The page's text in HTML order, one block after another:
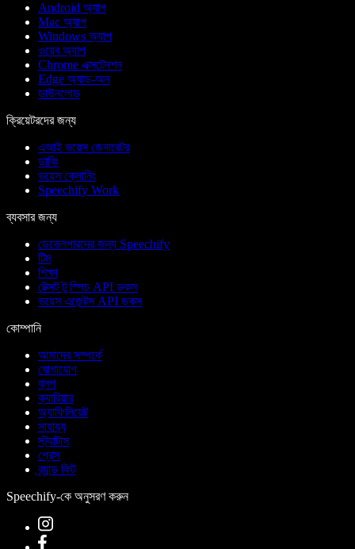
Android অ্যাপ
Mac অ্যাপ
Windows অ্যাপ
ওয়েব অ্যাপ
Chrome এক্সটেনশন
Edge অ্যাড-অন
ডাউনলোড
ক্রিয়েটরদের জন্য
এআই ভয়েস জেনারেটর
ডাবিং
ভয়েস ক্লোনিং
Speechify Work
ব্যবসার জন্য
ডেভেলপারদের জন্য Speechify
টিম
শিক্ষা
টেক্সট টু স্পিচ API ডকস
ভয়েস এজেন্টস API ডকস
কোম্পানি
আমাদের সম্পর্কে
যোগাযোগ
ব্লগ
ক্যারিয়ার
অ্যাফিলিয়েট
সাহায্য
স্ট্যাটাস
প্রেস
ব্র্যান্ড কিট
Speechify-কে অনুসরণ করুন